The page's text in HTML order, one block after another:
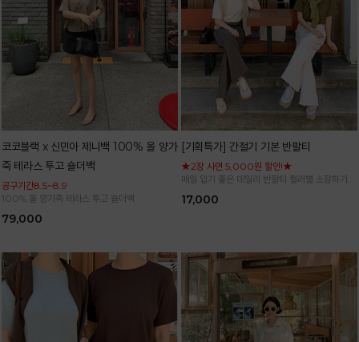
코코블랙 x 신민아 제니백 100% 올 양가
죽 테라스 투고 숄더백
공구기간8.5~8.9
100% 올 양가죽 테라스 투고 숄더백
79,000
[기획특가] 간절기 기본 반팔티
★2장 사면 5,000원 할인!★
매일 입기 좋은 데일리 반팔티 컬러별 소장하기
17,000